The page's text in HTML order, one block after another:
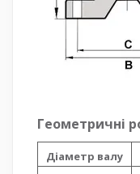
Геометричні
Діаметр валу